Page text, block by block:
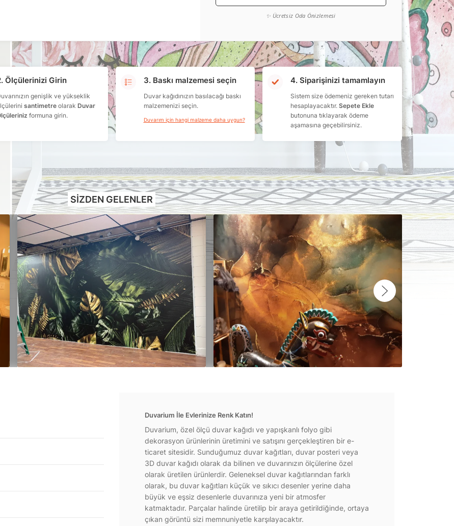
✨ Ücretsiz Oda Önizlemesi
Ölçülerinizi Girin
genişlik ve yükseklik
santimetreolarak Duvar
formuna girin.
3. Baskı malzemesi seçin
Duvar kağıdınızın basılacağı baskı
malzemenizi seçin.
Duvarım için hangi malzeme daha uygun?
4. Siparişinizi tamamlayın
Sistem size ödemeniz gereken tutarı
hesaplayacaktır.Sepete Ekle
butonuna tıklayarak ödeme
aşamasına geçebilirsiniz.
SIZDEN GELENLER
Duvarium İle Evlerinize Renk Katın!
Duvarium, özel ölçü duvar kağıdı ve yapışkanlı folyo gibi
dekorasyon ürünlerinin üretimini ve satışını gerçekleştiren bir e-
ticaret sitesidir. Sunduğumuz duvar kağıtları, duvar posteri veya
3D duvar kağıdı olarak da bilinen ve duvarınızın ölçülerine özel
olarak üretilen ürünlerdir. Geleneksel duvar kağıtlarından farklı
olarak, bu duvar kağıtları küçük ve sıkıcı desenler yerine daha
büyük ve eşsiz desenlerle duvarınıza yeni bir atmosfer
katmaktadır. Parçalar halinde üretilip bir araya getirildiğinde, ortaya
çıkan görüntü sizi memnuniyetle karşılayacaktır.